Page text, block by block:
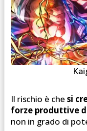
Il rischio è che si
forze produttive
non in grado di